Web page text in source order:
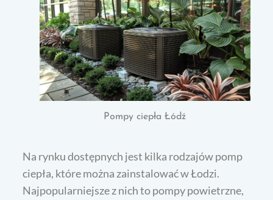
Pompy ciepła Łódź
Na rynku dostępnych jest kilka rodzajów pomp
ciepła, które można zainstalować w Łodzi.
Najpopularniejsze z nich to pompy powietrzne,